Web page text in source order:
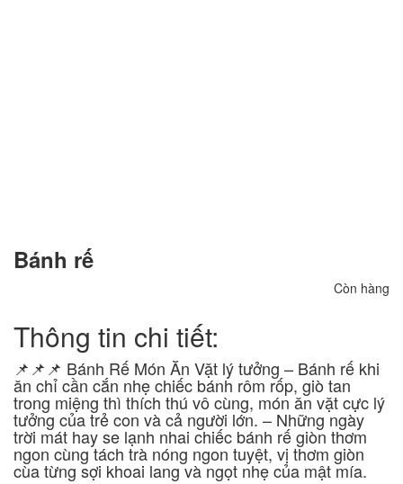
Bánh rế
Còn hàng
Thông tin chi tiết:
📌📌📌 Bánh Rế Món Ăn Vặt lý tưởng – Bánh rế khi
ăn chỉ cần cắn nhẹ chiếc bánh rôm rốp, giò tan
trong miệng thì thích thú vô cùng, món ăn vặt cực lý
tưởng của trẻ con và cả người lớn. – Những ngày
trời mát hay se lạnh nhai chiếc bánh rế giòn thơm
ngon cùng tách trà nóng ngon tuyệt, vị thơm giòn
cùa từng sợi khoai lang và ngọt nhẹ của mật mía.